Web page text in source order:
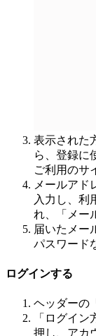
表示された
ら、登録に
ご利用のサ
メールアド
入力し、利
れ、「メー
届いたメー
パスワード
ログインする
ヘッダーの
「ログイ
押し、アカ